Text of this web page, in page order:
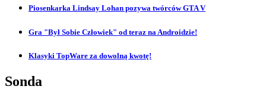
Piosenkarka Lindsay Lohan pozywa twórców GTA V
Gra "Był Sobie Człowiek" od teraz na Androidzie!
Klasyki TopWare za dowolną kwotę!
Sonda